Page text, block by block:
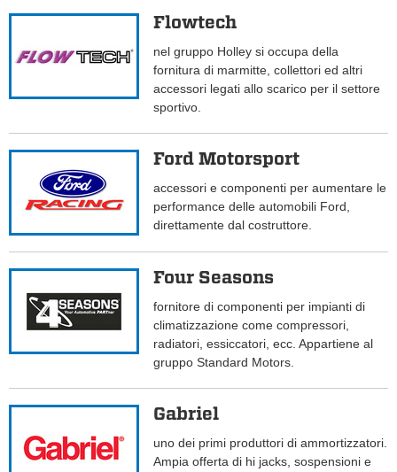
Flowtech
nel gruppo Holley si occupa della
fornitura di marmitte, collettori ed altri
accessori legati allo scarico per il settore
sportivo.
Ford Motorsport
accessori e componenti per aumentare le
performance delle automobili Ford,
direttamente dal costruttore.
Four Seasons
fornitore di componenti per impianti di
climatizzazione come compressori,
radiatori, essiccatori, ecc. Appartiene al
gruppo Standard Motors.
Gabriel
uno dei primi produttori di ammortizzatori.
Ampia offerta di hi jacks, sospensioni e